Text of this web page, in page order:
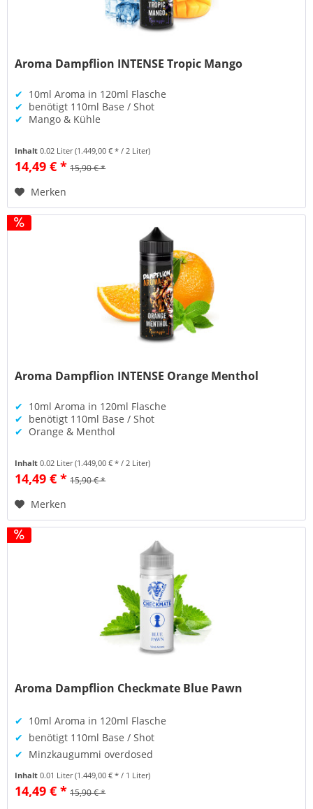
Aroma Dampflion INTENSE Tropic Mango
✔ 10ml Aroma in 120ml Flasche
✔ benötigt 110ml Base / Shot
✔ Mango & Kühle
Inhalt0.02 Liter(1.449,00 € * / 2 Liter)
14,49 € * 15,90 € *
Merken
Aroma Dampflion INTENSE Orange Menthol
✔ 10ml Aroma in 120ml Flasche
✔ benötigt 110ml Base / Shot
✔ Orange & Menthol
Inhalt0.02 Liter(1.449,00 € * / 2 Liter)
14,49 € * 15,90 € *
Merken
Aroma Dampflion Checkmate Blue Pawn
✔ 10ml Aroma in 120ml Flasche
✔ benötigt 110ml Base / Shot
✔ Minzkaugummi overdosed
Inhalt0.01 Liter(1.449,00 € * / 1 Liter)
14,49 € * 15,90 € *